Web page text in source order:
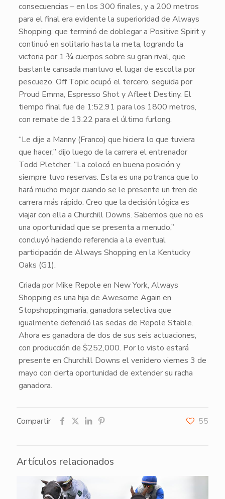
consecuencias – en los 300 finales, y a 200 metros
para el final era evidente la superioridad de Always
Shopping, que terminó de doblegar a Positive Spirity
continuó en solitario hasta la meta, logrando la
victoria por 1 ¾ cuerpos sobre su gran rival, que
bastante cansada mantuvo el lugar de escolta por
pescuezo. Off Topicocupó el tercero, seguida por
Proud Emma, Espresso ShotyAfleet Destiny. El
tiempo final fue de 1:52.91 para los 1800 metros,
con remate de 13.22 para el último furlong.
“Le dije a Manny (Franco) que hiciera lo que tuviera
que hacer,” dijo luego de la carrera el entrenador
Todd Pletcher. “La colocó en buena posición y
siempre tuvo reservas. Esta es una potranca que lo
hará mucho mejor cuando se le presente un tren de
carrera más rápido. Creo que la decisión lógica es
viajar con ella a Churchill Downs. Sabemos que no es
una oportunidad que se presenta a menudo,”
concluyó haciendo referencia a la eventual
participación de Always Shopping en la Kentucky
Oaks (G1).
Criada por Mike Repole en New York, Always
Shopping es una hija de Awesome Again en
Stopshoppingmaria, ganadora selectiva que
igualmente defendió las sedas de Repole Stable.
Ahora es ganadora de dos de sus seis actuaciones,
con producción de $252,000. Por lo visto estará
presente en Churchill Downs el venidero viernes 3 de
mayo con cierta oportunidad de extender su racha
ganadora.
Compartir 55
Artículos relacionados